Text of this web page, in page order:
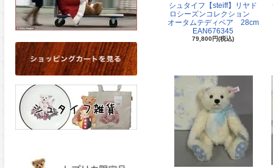
シュタイフ【steiff】リヤド
ロシーズンコレクション
オータムテディベア 28cm
EAN676345
79,800円(税込)